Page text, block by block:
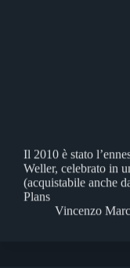
Il 2010 è stato
Weller, celebrato in
(acquistabile anche
Plans
Vincenzo